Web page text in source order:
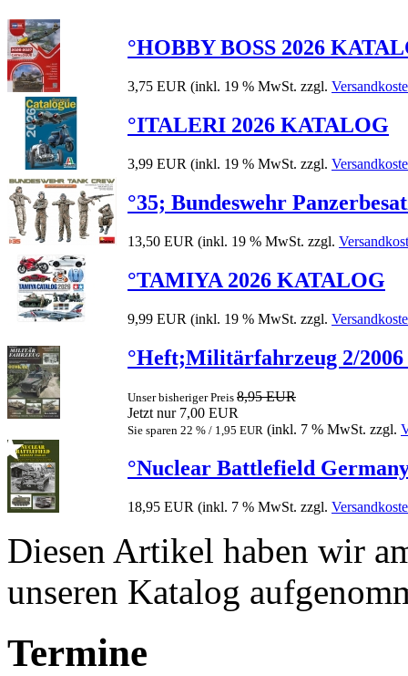
°HOBBY BOSS 2026
3,75 EUR (inkl. 19 % MwSt. zzgl.
°ITALERI 2026 KATALOG
3,99 EUR (inkl. 19 % MwSt. zzgl.
°35; Bundeswehr
13,50 EUR (inkl. 19 % MwSt. zzgl.
°TAMIYA 2026 KATALOG
9,99 EUR (inkl. 19 % MwSt. zzgl.
°Heft;Militärfahrzeug 2/
Unser bisheriger Preis 8,95 EUR
Jetzt nur 7,00 EUR
Sie sparen 22 % / 1,95 EUR (inkl. 7 % MwSt. zzgl.
°Nuclear Battlefield
18,95 EUR (inkl. 7 % MwSt. zzgl.
Diesen Artikel haben wir
unseren Katalog
Termine